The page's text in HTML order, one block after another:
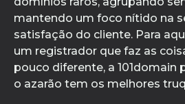
mantendo um foco nítido na
satisfação do cliente. Para
um registrador que faz as
pouco diferente, a 101domain
o azarão tem os melhores